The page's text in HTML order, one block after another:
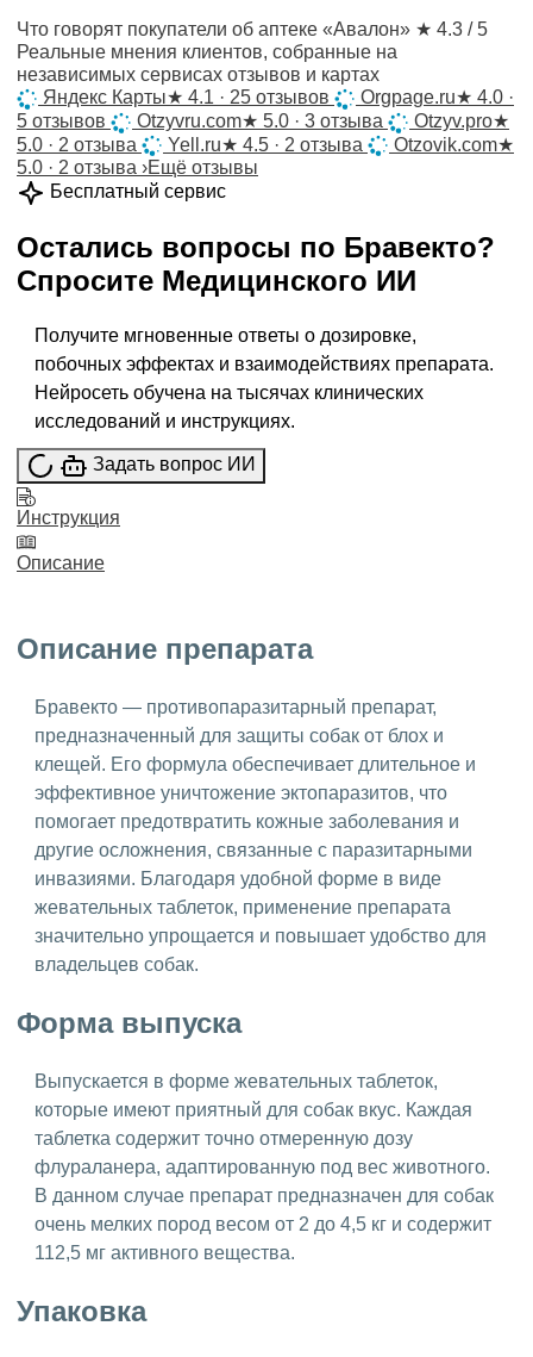
Что говорят покупатели об аптеке «Авалон» ★ 4.3 / 5
Реальные мнения клиентов, собранные на
независимых сервисах отзывов и картах
Яндекс Карты★ 4.1 · 25 отзывов Orgpage.ru★ 4.0 ·
5 отзывов
Otzyvru.com★ 5.0 · 3 отзыва Otzyv.pro★
5.0 · 2 отзыва
Yell.ru★ 4.5 · 2 отзыва Otzovik.com★
5.0 · 2 отзыва ›Ещё отзывы
Бесплатный сервис
Остались вопросы по Бравекто?
Спросите Медицинского ИИ
Получите мгновенные ответы о дозировке,
побочных эффектах и взаимодействиях препарата.
Нейросеть обучена на тысячах клинических
исследований и инструкциях.
Задать вопрос ИИ
Инструкция
Описание
Описание препарата
Бравекто — противопаразитарный препарат,
предназначенный для защиты собак от блох и
клещей. Его формула обеспечивает длительное и
эффективное уничтожение эктопаразитов, что
помогает предотвратить кожные заболевания и
другие осложнения, связанные с паразитарными
инвазиями. Благодаря удобной форме в виде
жевательных таблеток, применение препарата
значительно упрощается и повышает удобство для
владельцев собак.
Форма выпуска
Выпускается в форме жевательных таблеток,
которые имеют приятный для собак вкус. Каждая
таблетка содержит точно отмеренную дозу
флураланера, адаптированную под вес животного.
В данном случае препарат предназначен для собак
очень мелких пород весом от 2 до 4,5 кг и содержит
112,5 мг активного вещества.
Упаковка